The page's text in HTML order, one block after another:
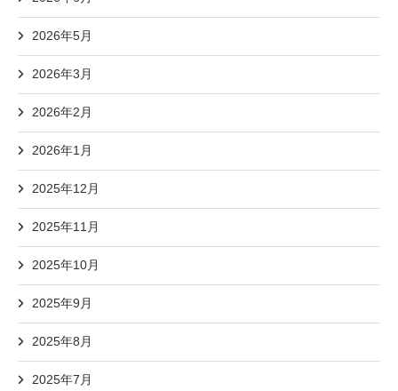
2026年5月
2026年3月
2026年2月
2026年1月
2025年12月
2025年11月
2025年10月
2025年9月
2025年8月
2025年7月